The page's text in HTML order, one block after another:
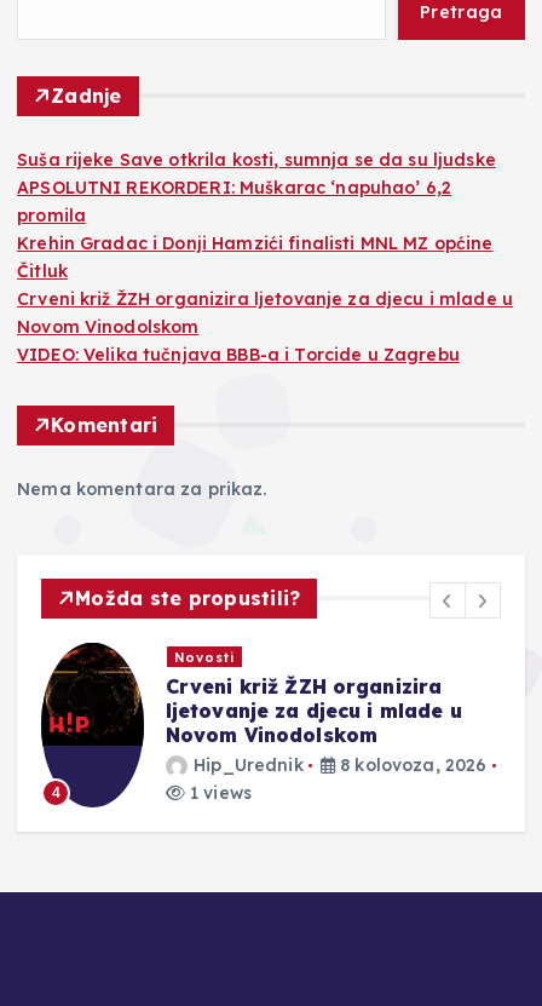
Pretraga
Zadnje
Suša rijeke Save otkrila kosti, sumnja se da su ljudske
APSOLUTNI REKORDERI: Muškarac ‘napuhao’ 6,2
promila
Krehin Gradac i Donji Hamzići finalisti MNL MZ općine
Čitluk
Crveni križ ŽZH organizira ljetovanje za djecu i mlade u
Novom Vinodolskom
VIDEO: Velika tučnjava BBB-a i Torcide u Zagrebu
Komentari
Nema komentara za prikaz.
Možda ste propustili?
4
Novosti
Crveni križ ŽZH organizira
ljetovanje za djecu i mlade u
Novom Vinodolskom
Hip_Urednik
8 kolovoza, 2026
1 views